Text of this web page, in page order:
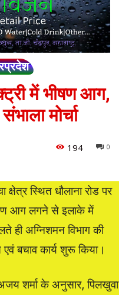
में भीषण आग,
मोर्चा
0
194
स्थित धौलाना रोड पर
आग लगने से इलाके में
ही अग्निशमन विभाग की
बचाव कार्य शुरू किया।
शर्मा के अनुसार, पिलखुवा